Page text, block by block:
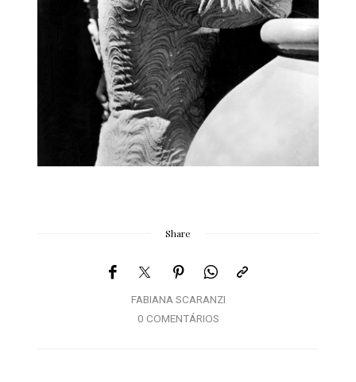
Share
FABIANA SCARANZI
0 COMENTÁRIOS